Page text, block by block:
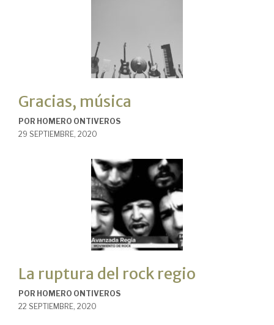
Gracias, música
POR HOMERO ONTIVEROS
29 SEPTIEMBRE, 2020
La ruptura del rock regio
POR HOMERO ONTIVEROS
22 SEPTIEMBRE, 2020